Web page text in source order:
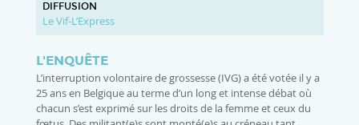
DIFFUSION
Le Vif-L’Express
L'ENQUÊTE
L’interruption volontaire de grossesse (IVG) a été votée il y a
25 ans en Belgique au terme d’un long et intense débat où
chacun s’est exprimé sur les droits de la femme et ceux du